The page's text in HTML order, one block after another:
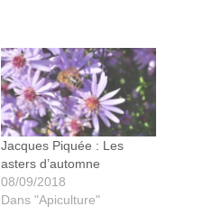
Jacques Piquée : Les
asters d’automne
08/09/2018
Dans "Apiculture"